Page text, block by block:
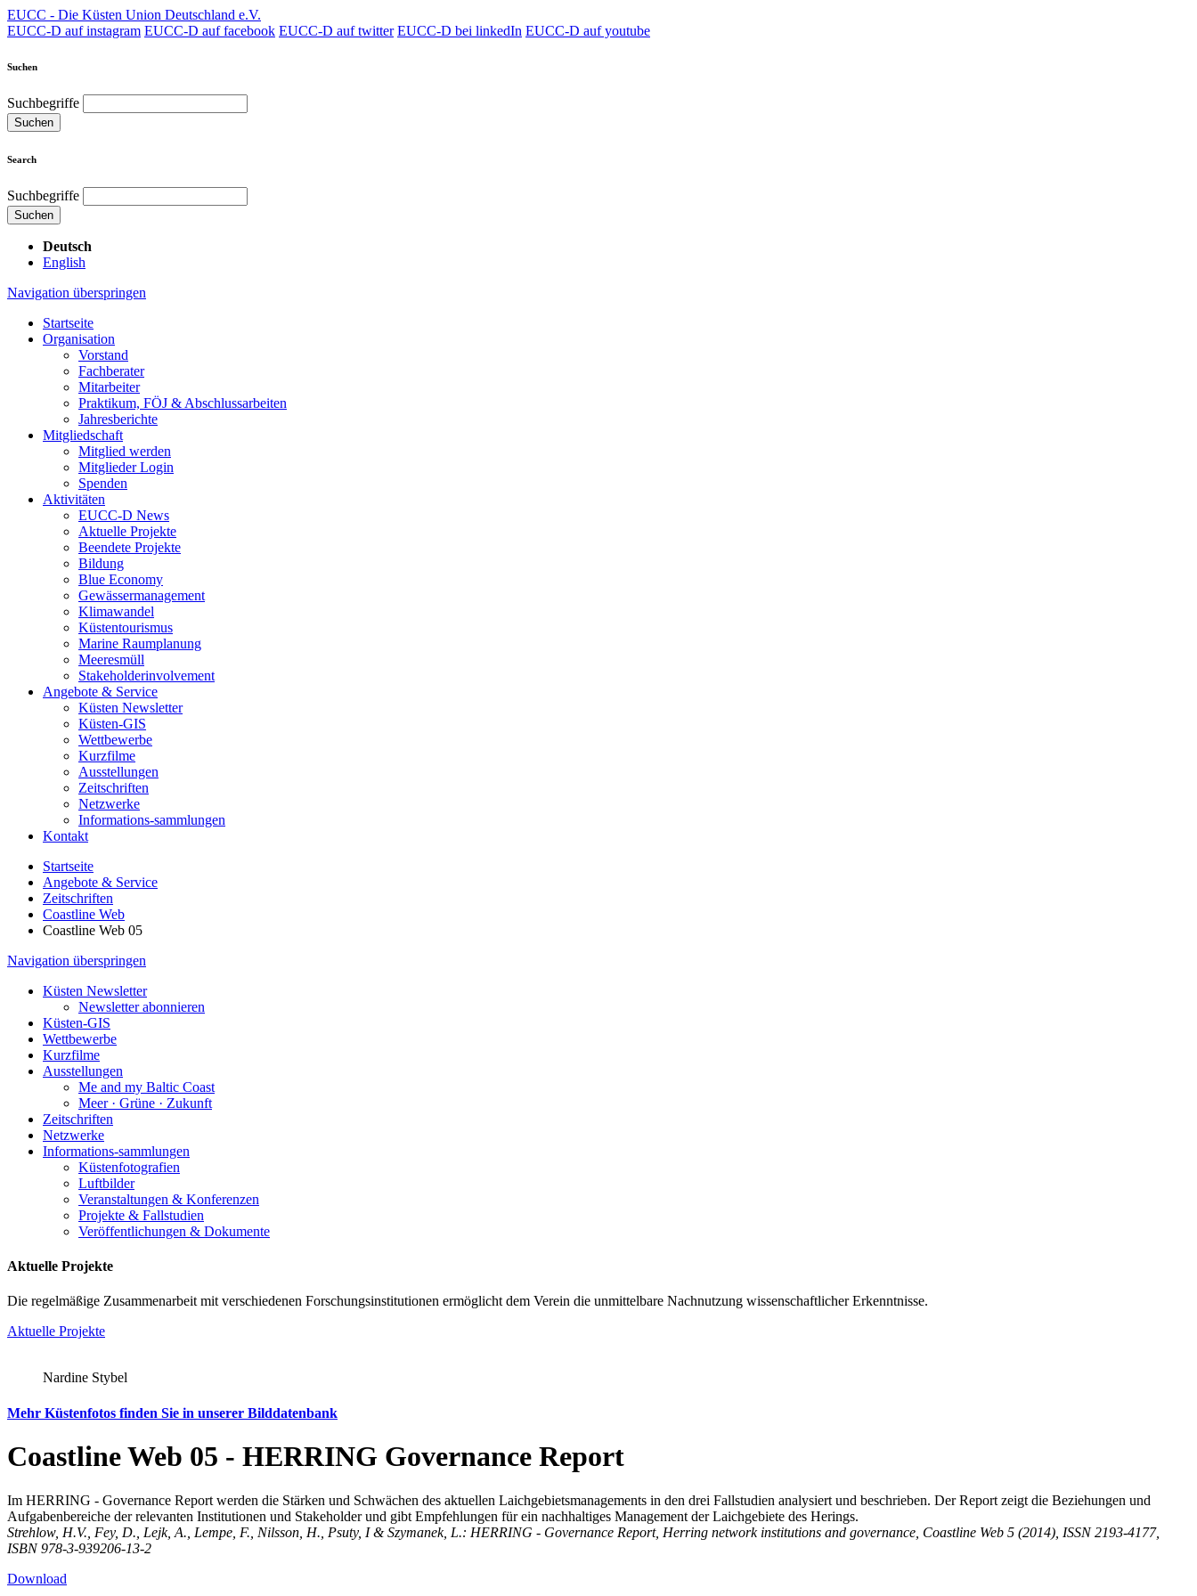
EUCC - Die Küsten Union Deutschland e.V.
EUCC-D auf instagram EUCC-D auf facebook EUCC-D auf twitter EUCC-D bei linkedIn EUCC-D auf youtube
Suchen
Suchbegriffe
Suchen
Search
Suchbegriffe
Suchen
Deutsch
English
Navigation überspringen
Startseite
Organisation
Vorstand
Fachberater
Mitarbeiter
Praktikum, FÖJ & Abschlussarbeiten
Jahresberichte
Mitgliedschaft
Mitglied werden
Mitglieder Login
Spenden
Aktivitäten
EUCC-D News
Aktuelle Projekte
Beendete Projekte
Bildung
Blue Economy
Gewässermanagement
Klimawandel
Küstentourismus
Marine Raumplanung
Meeresmüll
Stakeholderinvolvement
Angebote & Service
Küsten Newsletter
Küsten-GIS
Wettbewerbe
Kurzfilme
Ausstellungen
Zeitschriften
Netzwerke
Informations-sammlungen
Kontakt
Startseite
Angebote & Service
Zeitschriften
Coastline Web
Coastline Web 05
Navigation überspringen
Küsten Newsletter
Newsletter abonnieren
Küsten-GIS
Wettbewerbe
Kurzfilme
Ausstellungen
Me and my Baltic Coast
Meer · Grüne · Zukunft
Zeitschriften
Netzwerke
Informations-sammlungen
Küstenfotografien
Luftbilder
Veranstaltungen & Konferenzen
Projekte & Fallstudien
Veröffentlichungen & Dokumente
Aktuelle Projekte
Die regelmäßige Zusammenarbeit mit verschiedenen Forschungsinstitutionen ermöglicht dem Verein die unmittelbare Nachnutzung wissenschaftlicher Erkenntnisse.
Aktuelle Projekte
Nardine Stybel
Mehr Küstenfotos finden Sie in unserer Bilddatenbank
Coastline Web 05 - HERRING Governance Report
Im HERRING - Governance Report werden die Stärken und Schwächen des aktuellen Laichgebietsmanagements in den drei Fallstudien analysiert und beschrieben. Der Report zeigt die Beziehungen und
Aufgabenbereiche der relevanten Institutionen und Stakeholder und gibt Empfehlungen für ein nachhaltiges Management der Laichgebiete des Herings.
Strehlow, H.V., Fey, D., Lejk, A., Lempe, F., Nilsson, H., Psuty, I & Szymanek, L.: HERRING - Governance Report, Herring network institutions and governance, Coastline Web 5 (2014), ISSN 2193-4177,
ISBN 978-3-939206-13-2
Download